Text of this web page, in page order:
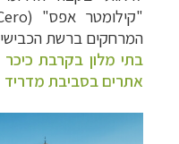
"קילומטר אפס" (
המרחקים ברשת
בתי מלון בקרבת
אתרים בסביבת מדריד